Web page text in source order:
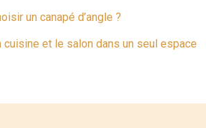
un canapé d’angle ?
cuisine et le salon dans un seul espace